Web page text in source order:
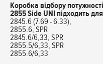
Коробка відбору
2855 Side UNI підходить
2845.6 (7.69 - 6.33),
2855.6, SPR
2845.6/6,33, SPR
2855.5/6,33, SPR
2855.6/6,33